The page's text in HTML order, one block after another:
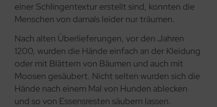
einer Schlingentextur erstellt sind, konnten die
Menschen von damals leider nur träumen.
Nach alten Überlieferungen, vor den Jahren
1200, wurden die Hände einfach an der Kleidung
oder mit Blättern von Bäumen und auch mit
Moosen gesäubert. Nicht selten wurden sich die
Hände nach einem Mal von Hunden ablecken
und so von Essensresten säubern lassen.